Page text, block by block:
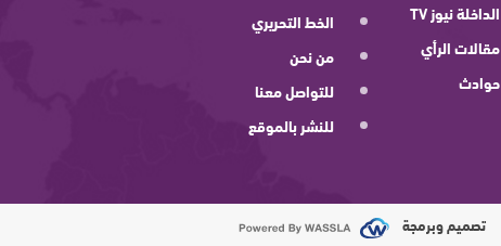
الداخلة نيوز TV
مقالات الرأي
حوادث
الخط التحريري
من نحن
للتواصل معنا
للنشر بالموقع
تصميم وبرمجة